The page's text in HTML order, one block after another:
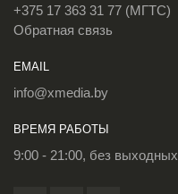
+375 17 363 31 77 (МГТС)
Обратная связь
EMAIL
info@xmedia.by
ВРЕМЯ РАБОТЫ
9:00 - 21:00, без выходных